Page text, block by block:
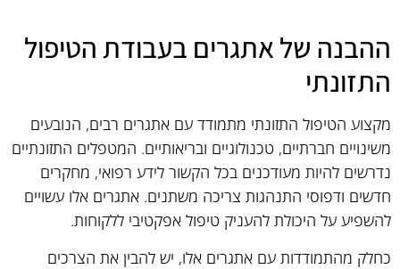
ההבנה של אתגרים בעבודת הטיפול
התזונתי
מקצוע הטיפול התזונתי מתמודד עם אתגרים רבים, הנובעים
משינויים חברתיים, טכנולוגיים ובריאותיים. המטפלים התזונתיים
נדרשים להיות מעודכנים בכל הקשור לידע רפואי, מחקרים
חדשים ודפוסי התנהגות צריכה משתנים. אתגרים אלו עשויים
להשפיע על היכולת להעניק טיפול אפקטיבי ללקוחות.
כחלק מהתמודדות עם אתגרים אלו, יש להבין את הצרכים